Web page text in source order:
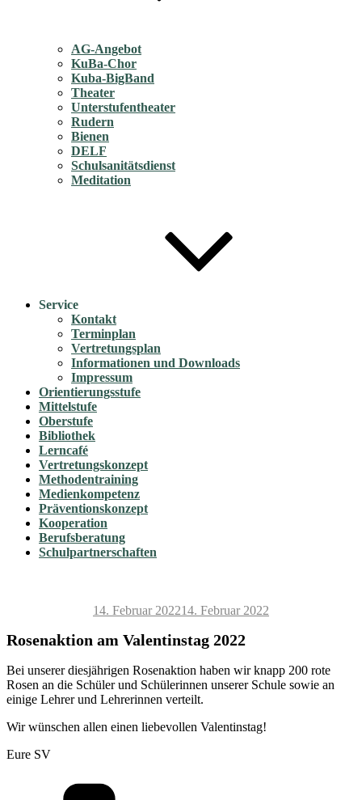
AG-Angebot
KuBa-Chor
Kuba-BigBand
Theater
Unterstufentheater
Rudern
Bienen
DELF
Schulsanitätsdienst
Meditation
Service
Kontakt
Terminplan
Vertretungsplan
Informationen und Downloads
Impressum
Orientierungsstufe
Mittelstufe
Oberstufe
Bibliothek
Lerncafé
Vertretungskonzept
Methodentraining
Medienkompetenz
Präventionskonzept
Kooperation
Berufsberatung
Schulpartnerschaften
Veröffentlicht
14. Februar 202214. Februar 2022
Rosenaktion am Valentinstag 2022
Bei unserer diesjährigen Rosenaktion haben wir knapp 200 rote
Rosen an die Schüler und Schülerinnen unserer Schule sowie an
einige Lehrer und Lehrerinnen verteilt.
Wir wünschen allen einen liebevollen Valentinstag!
Eure SV